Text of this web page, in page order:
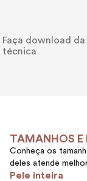
Faça download
técnica
TAMANHOS E
Conheça os
deles atende
Pele inteira